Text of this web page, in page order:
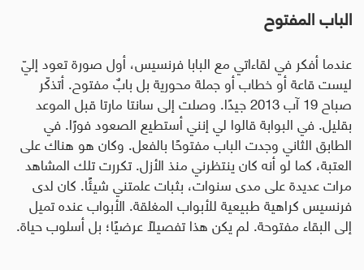
الباب المفتوح
عندما أفكر في لقاءاتي مع البابا فرنسيس، أول صورة تعود إليّ
ليست قاعة أو خطاب أو جملة محورية بل بابٌ مفتوح. أتذكّر
صباح 19 آب 2013 جيدًا. وصلت إلى سانتا مارتا قبل الموعد
بقليل. في البوابة قالوا لي إنني أستطيع الصعود فورًا. في
الطابق الثاني وجدت الباب مفتوحًا بالفعل. وكان هو هناك على
العتبة، كما لو أنه كان ينتظرني منذ الأزل. تكررت تلك المشاهد
مرات عديدة على مدى سنوات، بثبات علمتني شيئًا. كان لدى
فرنسيس كراهية طبيعية للأبواب المغلقة. الأبواب عنده تميل
إلى البقاء مفتوحة. لم يكن هذا تفصيلًا عرضيًا؛ بل أسلوب حياة.